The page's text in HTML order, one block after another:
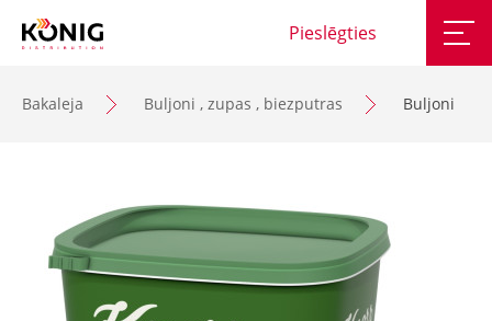
Pieslēgties
Bakaleja Buljoni , zupas , biezputras Buljoni